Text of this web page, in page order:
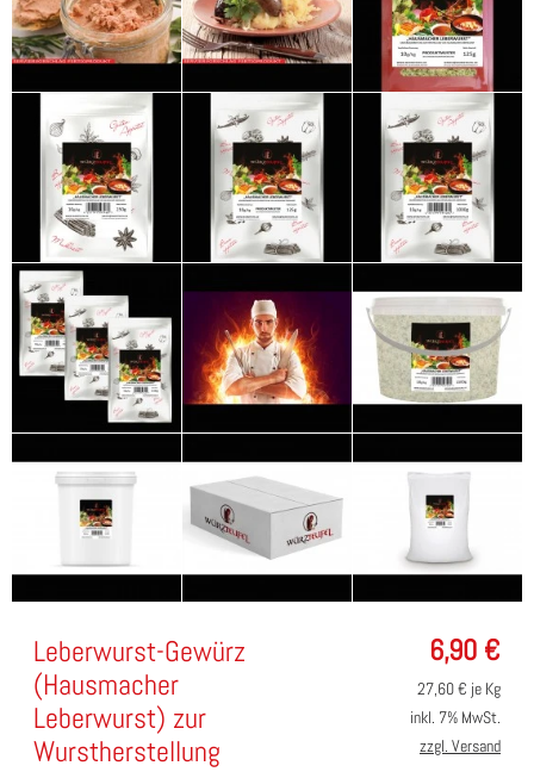
6,90 €
Leberwurst-Gewürz
(Hausmacher
Leberwurst) zur
Wurstherstellung
27,60€ je Kg
inkl. 7% MwSt.
zzgl. Versand